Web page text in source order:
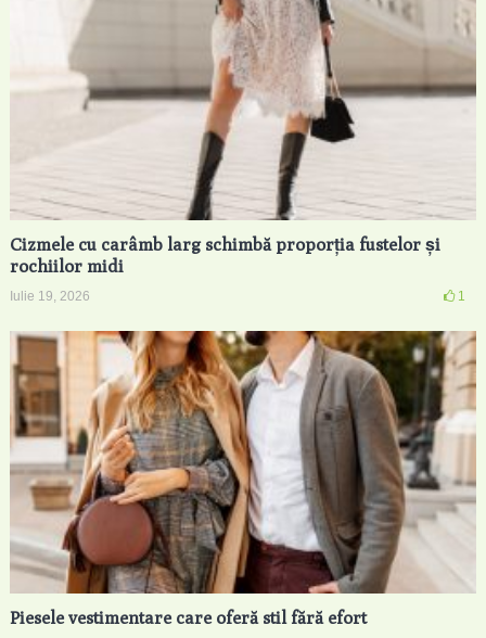
Cizmele cu carâmb larg schimbă proporția fustelor și
rochiilor midi
Iulie 19, 2026 1
Piesele vestimentare care oferă stil fără efort